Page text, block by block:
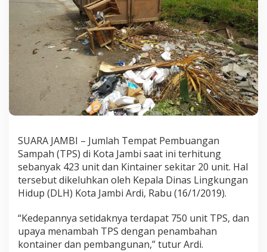
SUARA JAMBI – Jumlah Tempat Pembuangan
Sampah (TPS) di Kota Jambi saat ini terhitung
sebanyak 423 unit dan Kintainer sekitar 20 unit. Hal
tersebut dikeluhkan oleh Kepala Dinas Lingkungan
Hidup (DLH) Kota Jambi Ardi, Rabu (16/1/2019).
“Kedepannya setidaknya terdapat 750 unit TPS, dan
upaya menambah TPS dengan penambahan
kontainer dan pembangunan,” tutur Ardi.